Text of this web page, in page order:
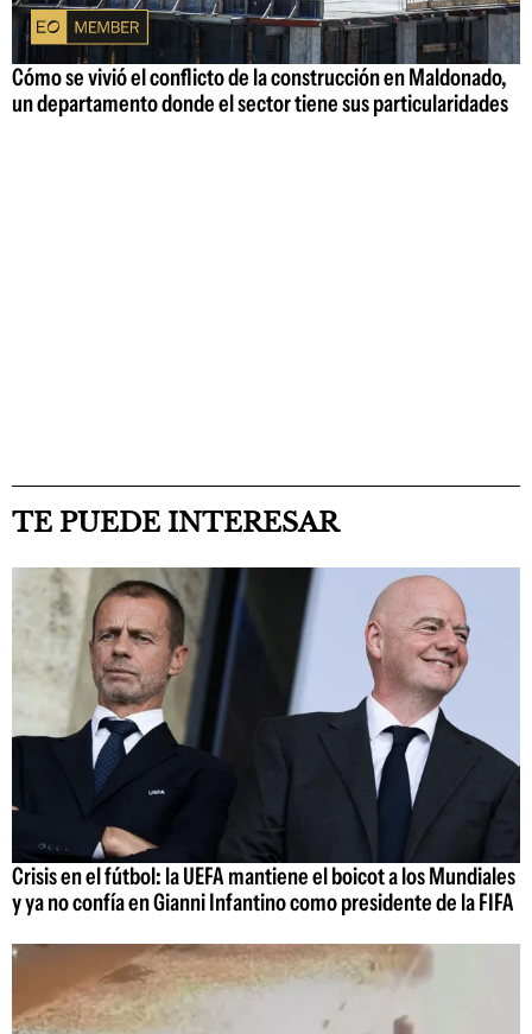
Cómo se vivió el conflicto de la construcción en Maldonado,
un departamento donde el sector tiene sus particularidades
TE PUEDE INTERESAR
Crisis en el fútbol: la UEFA mantiene el boicot a los Mundiales
y ya no confía en Gianni Infantino como presidente de la FIFA